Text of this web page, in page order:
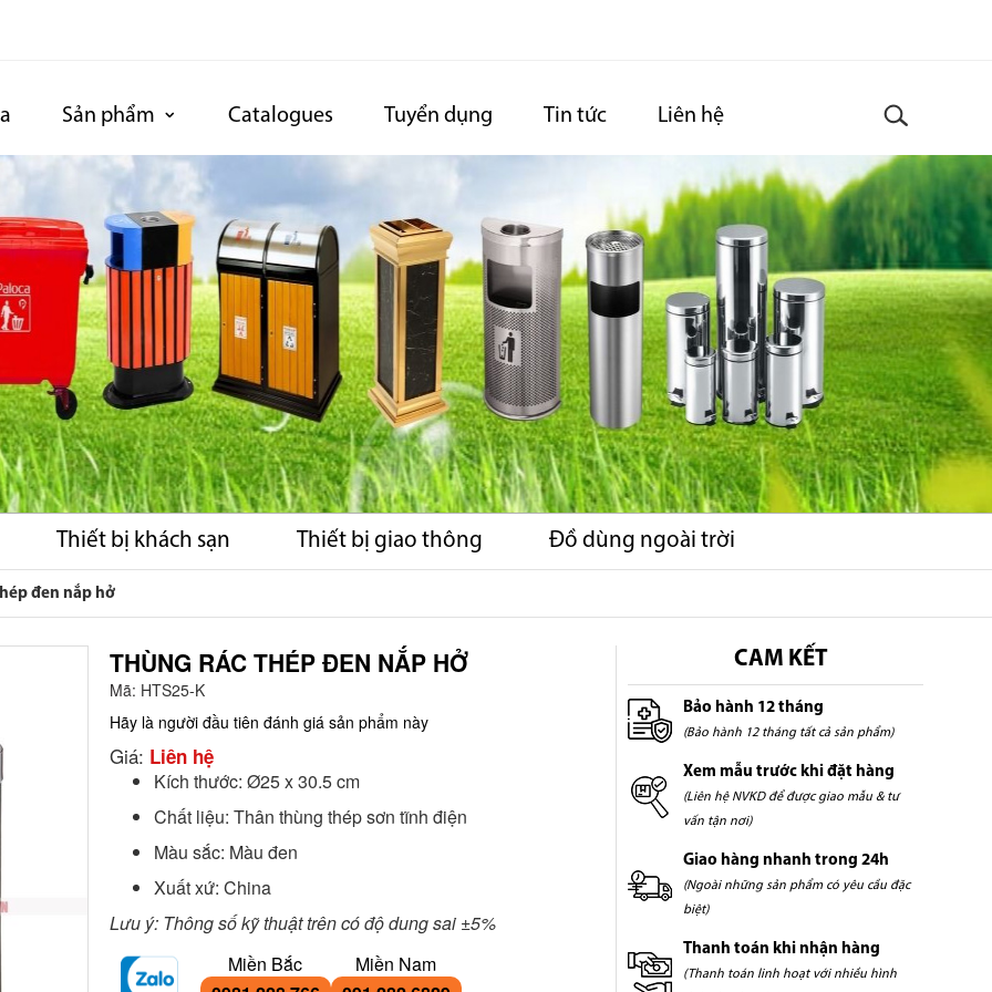
Sản phẩm Catalogues Tuyển dụng Tin tức Liên hệ
Thiết bị khách sạn Thiết bị giao thông Đồ dùng ngoài trời
đen nắp hở
THÙNG RÁC THÉP ĐEN NẮP HỞ
Mã: HTS25-K
Hãy là người đầu tiên đánh giá sản phẩm này
Giá: Liên hệ
Kích thước: Ø25 x 30.5 cm
Chất liệu: Thân thùng thép sơn tĩnh điện
Màu sắc: Màu đen
Xuất xứ: China
Lưu ý: Thông số kỹ thuật trên có độ dung sai ±5%
Miền Bắc
Miền Nam
CAM KẾT
Bảo hành 12 tháng
(Bảo hành 12 tháng tất cả sản phẩm)
Xem mẫu trước khi đặt hàng
(Liên hệ NVKD để được giao mẫu & tư
vấn tận nơi)
Giao hàng nhanh trong 24h
(Ngoài những sản phẩm có yêu cầu đặc
biệt)
Thanh toán khi nhận hàng
(Thanh toán linh hoạt với nhiều hình